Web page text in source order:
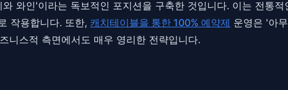
와인'이라는 독보적인 포지션을 구축한 것입니다. 이는 전통
작용합니다. 또한, 캐치테이블을 통한 100% 예약제 운영은 '아
니스적 측면에서도 매우 영리한 전략입니다.